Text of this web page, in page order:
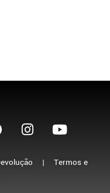
| Termos e